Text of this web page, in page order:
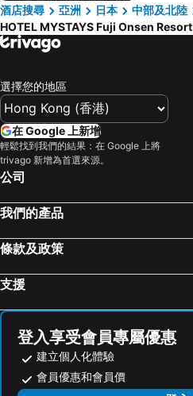
酒店搜尋
亞洲 日本 中部及北陸
HOTEL MYSTAYS Fuji Onsen Resort
選擇您的地區
在 Google 上新增
輕鬆找到我們的結果：在 Google 上將
trivago 新增為首選來源。
公司
我們的產品
條款及政策
支援
登入享受會員專屬優惠
建立個人化體驗
會員優惠和會員價